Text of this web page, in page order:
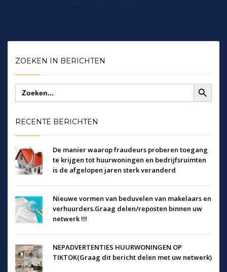
ZOEKEN IN BERICHTEN
Zoek
naar:
Zoekknop
RECENTE BERICHTEN
De manier waarop fraudeurs proberen toegang
te krijgen tot huurwoningen en bedrijfsruimten
is de afgelopen jaren sterk veranderd
Nieuwe vormen van beduvelen van makelaars en
verhuurders.Graag delen/reposten binnen uw
netwerk !!!
NEPADVERTENTIES HUURWONINGEN OP
TIKTOK(Graag dit bericht delen met uw netwerk)